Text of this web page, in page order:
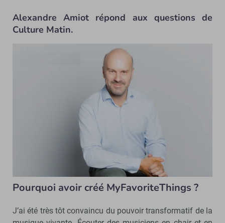
Alexandre Amiot répond aux questions de
Culture Matin.
Alexandre Amiot, MyFavoriteThings - © D.R.
Pourquoi avoir créé MyFavoriteThings ?
J’ai été très tôt convaincu du pouvoir transformatif de la